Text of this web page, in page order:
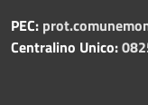
PEC:
Centralino Unico: